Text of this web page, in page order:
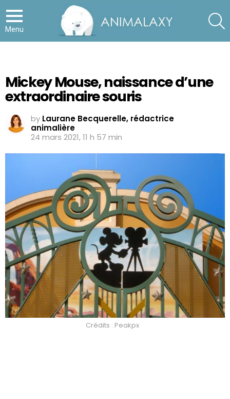
Menu
Mickey Mouse, naissance d’une
extraordinaire souris
by Laurane Becquerelle, rédactrice
animalière
24 mars 2021, 11 h 57 min
Crédits : Peakpx